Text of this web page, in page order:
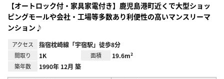
【オートロック付・家具家電付き】鹿児島港町近くで大型ショッ
ピングモールや会社・工場等多数あり利便性の高いマンスリーマ
ンション♪
アクセス 指宿枕崎線「宇宿駅」徒歩8分
間取り 1K 面積 19.6m²
築年数 1990年 12月 築